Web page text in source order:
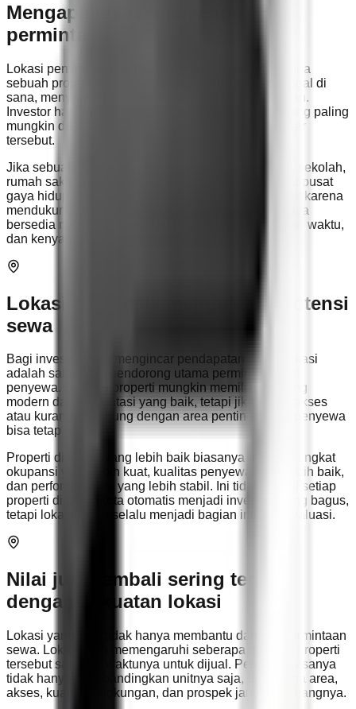
Mengapa lokasi memengaruhi
permintaan
Lokasi penting karena menentukan seberapa berguna
sebuah properti bagi orang yang mungkin akan tinggal di
sana, menyewanya, atau membelinya di masa depan.
Investor harus selalu bertanya siapa target pasar yang paling
mungkin dan apa yang sebenarnya dibutuhkan pasar
tersebut.
Jika sebuah properti dekat dengan kawasan bisnis, sekolah,
rumah sakit, area belanja, koneksi transportasi, atau pusat
gaya hidup, properti itu sering menjadi lebih menarik karena
mendukung kenyamanan sehari-hari. Orang biasanya
bersedia membayar lebih untuk akses, penghematan waktu,
dan kenyamanan yang praktis.
Lokasi yang baik mendukung potensi
sewa
Bagi investor yang mengincar pendapatan sewa, lokasi
adalah salah satu pendorong utama permintaan dari
penyewa. Sebuah properti mungkin memiliki finishing
modern dan presentasi yang baik, tetapi jika sulit diakses
atau kurang terhubung dengan area penting, minat penyewa
bisa tetap lemah.
Properti di lokasi yang lebih baik biasanya memiliki tingkat
okupansi yang lebih kuat, kualitas penyewa yang lebih baik,
dan performa sewa yang lebih stabil. Ini tidak berarti setiap
properti di pusat kota otomatis menjadi investasi yang bagus,
tetapi lokasi harus selalu menjadi bagian inti dari evaluasi.
Nilai jual kembali sering terkait
dengan kekuatan lokasi
Lokasi yang kuat tidak hanya membantu dari sisi permintaan
sewa. Lokasi juga memengaruhi seberapa menarik properti
tersebut saat tiba waktunya untuk dijual. Pembeli biasanya
tidak hanya membandingkan unitnya saja, tetapi juga area,
akses, kualitas lingkungan, dan prospek jangka panjangnya.